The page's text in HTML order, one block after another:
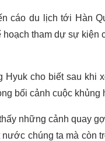
cáo du lịch tới Hàn
hoạch tham dự sự
cho biết sau khi
bối cảnh cuộc khủng
những cảnh quay
chúng ta mà còn